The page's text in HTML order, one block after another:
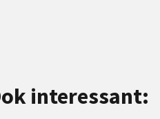
interessant: